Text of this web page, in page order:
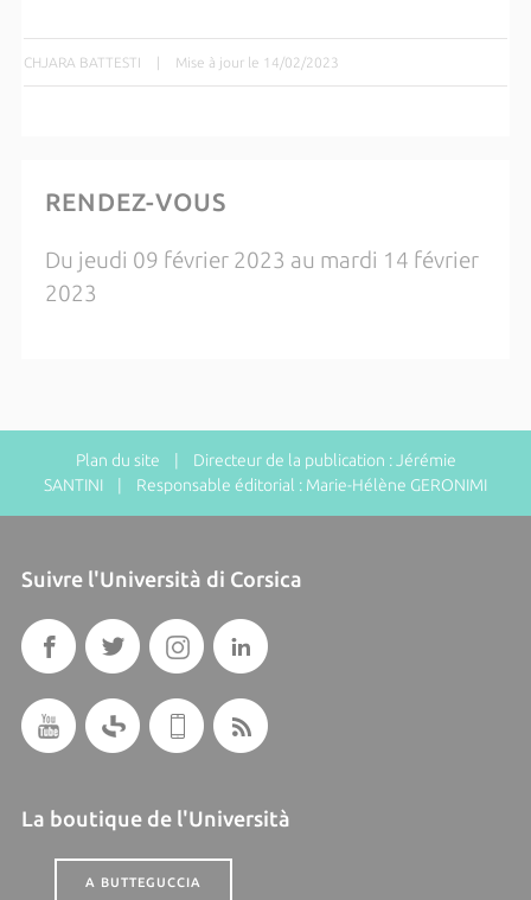
CHJARA BATTESTI | Mise à jour le 14/02/2023
RENDEZ-VOUS
Du jeudi 09 février 2023 au mardi 14 février
2023
Plan du site | Directeur de la publication : Jérémie
SANTINI | Responsable éditorial : Marie-Hélène GERONIMI
Suivre l'Università di Corsica
La boutique de l'Università
A BUTTEGUCCIA